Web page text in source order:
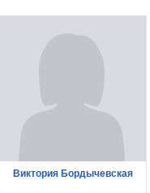
Виктория Бордычевская